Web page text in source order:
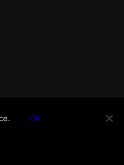
Ok